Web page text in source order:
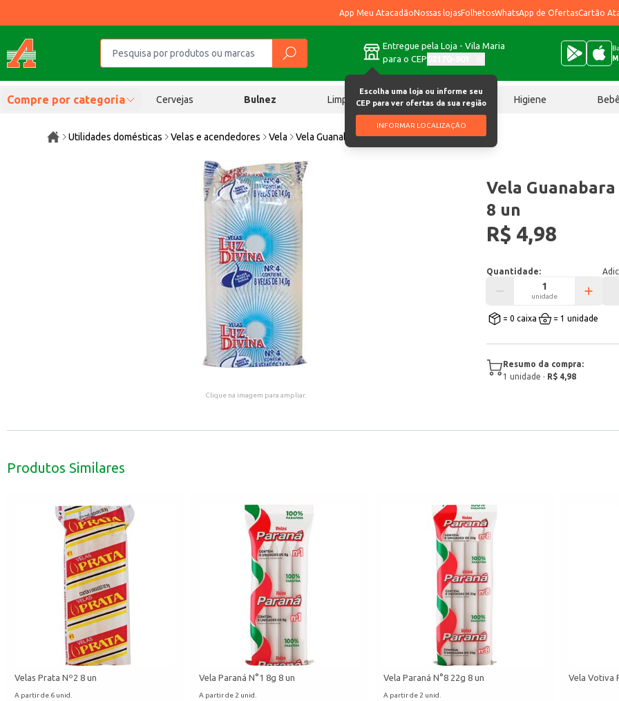
App Meu AtacadãoNossas lojasFolhetosWhatsApp de OfertasCartão
Entregue pela Loja - Vila Maria
para o CEP
Escolha uma loja ou informe seu
CEP para ver ofertas da sua região
INFORMAR LOCALIZAÇÃO
Compre por categoria Cervejas Bulnez Limpeza Chocolates Higiene
Utilidades domésticas Velas e acendedores Vela Vela Guanabara Luz Divina Nº04 14g 8 un
Clique na imagem para ampliar.
Vela Guanabara
8 un
R$ 4,98
Quantidade:
unidade
= 0 caixa = 1 unidade
Resumo da compra:
1 unidade · R$ 4,98
Produtos Similares
Velas Prata Nº2 8 un
A partir de 6 unid.
Vela Paraná N°1 8g 8 un
A partir de 2 unid.
Vela Paraná N°8 22g 8 un
A partir de 2 unid.
Vela Votiva